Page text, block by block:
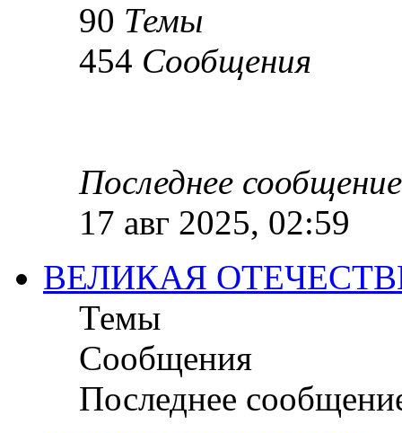
90 Темы
454 Сообщения
Последнее сообщение
17 авг 2025, 02:59
ВЕЛИКАЯ
Темы
Сообщения
Последнее